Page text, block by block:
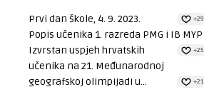
Prvi dan škole, 4. 9. 2023. +29
Popis učenika 1. razreda PMG i IB MYP
+25
Izvrstan uspjeh hrvatskih
učenika na 21. Međunarodnoj
geografskoj olimpijadi u...
+21